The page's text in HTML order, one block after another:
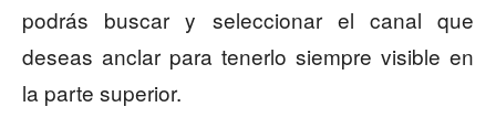
podrás buscar y seleccionar el canal que
deseas anclar para tenerlo siempre visible en
la parte superior.